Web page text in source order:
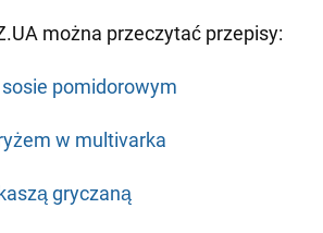
można przeczytać przepisy:
pomidorowym
w multivarka
gryczaną